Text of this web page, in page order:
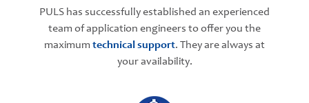
PULS has successfully established an experienced
team of application engineers to offer you the
maximum technical support. They are always at
your availability.